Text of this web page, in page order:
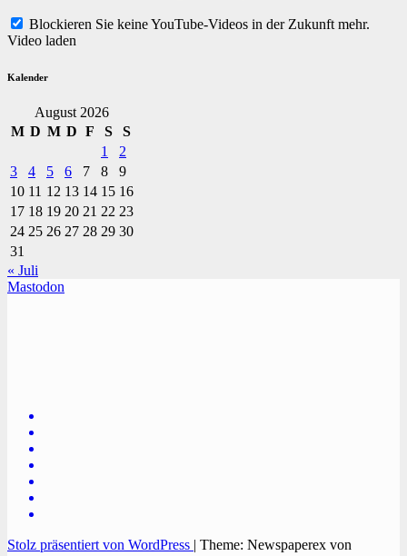
Blockieren Sie keine YouTube-Videos in der Zukunft mehr.
Video laden
Kalender
August 2026
M D M D F S
S
1
2
3
4 5 6 7 8
9
10 11 12 13 14 15 16
17 18 19 20 21 22 23
24 25 26 27 28 29 30
31
« Juli
Mastodon
Stolz präsentiert von WordPress | Theme: Newspaperex von